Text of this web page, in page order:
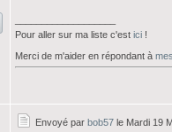
Pour aller sur ma liste c'est ici !
Merci de m'aider en répondant à
Envoyé par bob57 le Mardi 19